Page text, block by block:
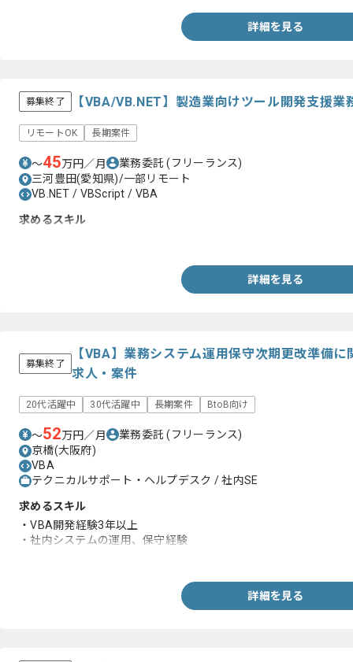
詳細を見る
募集終了 【VBA/VB.NET】製造業向けツール開発支援
リモートOK 長期案件
〜45万円／月 業務委託(フリーランス)
三河豊田(愛知県)/一部リモート
VB.NET / VBScript / VBA
求めるスキル
詳細を見る
募集終了
【VBA】業務システム運用保守次期更改準備
求人・案件
20代活躍中 30代活躍中 長期案件 BtoB向け
〜52万円／月 業務委託(フリーランス)
京橋(大阪府)
VBA
テクニカルサポート・ヘルプデスク / 社内SE
求めるスキル
・VBA開発経験3年以上
・社内システムの運用、保守経験
詳細を見る